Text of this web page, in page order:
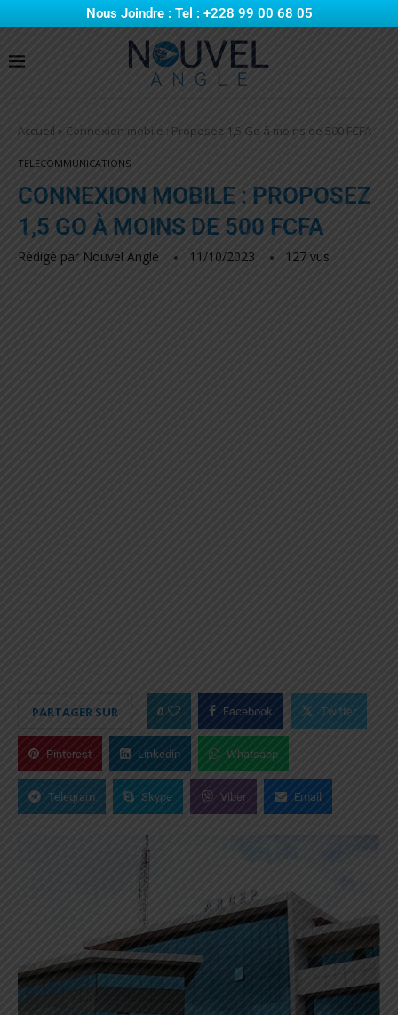
Nous Joindre : Tel : +228 99 00 68 05
Accueil » Connexion mobile : Proposez 1,5 Go à moins de 500 FCFA
TELECOMMUNICATIONS
CONNEXION MOBILE : PROPOSEZ
1,5 GO À MOINS DE 500 FCFA
Rédigé par Nouvel Angle 11/10/2023 127 vus
PARTAGER SUR 0 Facebook Twitter
Pinterest Linkedin Whatsapp
Telegram Skype Viber Email